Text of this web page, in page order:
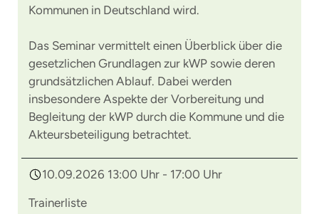
Kommunen in Deutschland wird.
Das Seminar vermittelt einen Überblick über die
gesetzlichen Grundlagen zur kWP sowie deren
grundsätzlichen Ablauf. Dabei werden
insbesondere Aspekte der Vorbereitung und
Begleitung der kWP durch die Kommune und die
Akteursbeteiligung betrachtet.
10.09.2026 13:00 Uhr - 17:00 Uhr
Trainerliste